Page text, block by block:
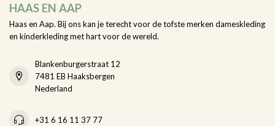
HAAS EN AAP
Haas en Aap. Bij ons kan je terecht voor de tofste merken dameskleding
en kinderkleding met hart voor de wereld.
Blankenburgerstraat 12
7481 EB Haaksbergen
Nederland
+31 6 16 11 37 77